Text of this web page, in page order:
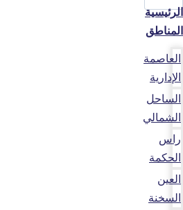
الرئيسية
المناطق
العاصمة
الإدارية
الساحل
الشمالي
راس
الحكمة
العين
السخنة